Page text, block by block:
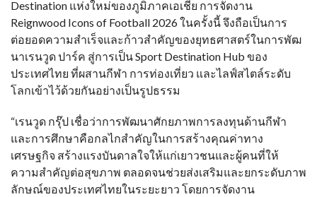
Destination แห่งใหม่ของภูมิภาคเอเชีย การจัดงาน
Reignwood Icons of Football 2026 ในครั้งนี้ จึงถือเป็นการ
ต่อยอดความสำเร็จและก้าวสำคัญของยุทธศาสตร์ในการพัฒ
นาเรนวูด ปาร์ค สู่การเป็น Sport Destination Hub ของ
ประเทศไทย ที่ผสานกีฬา การท่องเที่ยว และไลฟ์สไตล์ระดับ
โลกเข้าไว้ด้วยกันอย่างเป็นรูปธรรม
“เรนวูด กรุ๊ป เชื่อว่าการพัฒนาศักยภาพการลงทุนด้านกีฬา
และการศึกษาคือกลไกสำคัญในการสร้างคุณค่าทาง
เศรษฐกิจ สร้างแรงบันดาลใจให้แก่เยาวชนและผู้คนที่ให้
ความสำคัญต่อสุขภาพ ตลอดจนช่วยส่งเสริมและยกระดับภาพ
ลักษณ์ของประเทศไทยในระยะยาว โดยการจัดงาน